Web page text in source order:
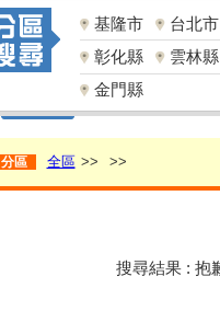
基隆市
台北市
彰化縣
雲林縣
金門縣
分區 全區 >> >>
搜尋結果 : 抱